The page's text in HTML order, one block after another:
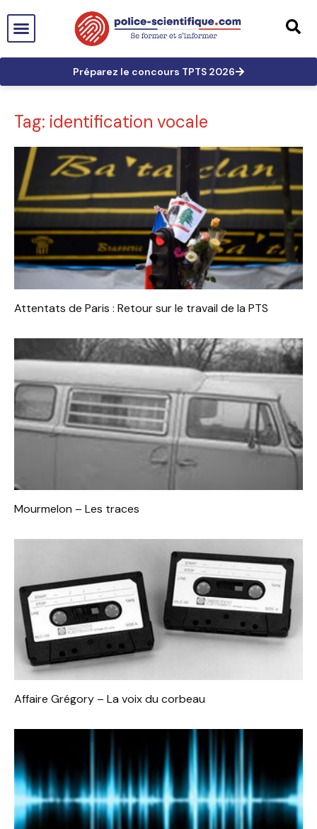
Préparez le concours TPTS 2026
Tag: identification vocale
Attentats de Paris : Retour sur le travail de la PTS
Mourmelon – Les traces
Affaire Grégory – La voix du corbeau